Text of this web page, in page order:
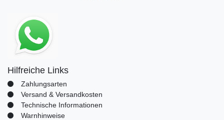
Hilfreiche Links
Zahlungsarten
Versand & Versandkosten
Technische Informationen
Warnhinweise